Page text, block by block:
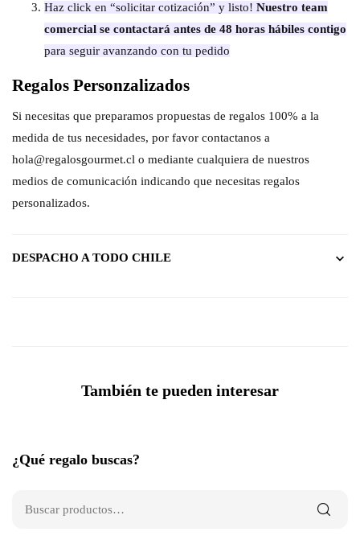
Haz click en “solicitar cotización” y listo! Nuestro team
comercial se contactará antes de 48 horas hábiles contigo
para seguir avanzando con tu pedido
Regalos Personzalizados
Si necesitas que preparamos propuestas de regalos 100% a la
medida de tus necesidades, por favor contactanos a
hola@regalosgourmet.cl o mediante cualquiera de nuestros
medios de comunicación indicando que necesitas regalos
personalizados.
DESPACHO A TODO CHILE
También te pueden interesar
¿Qué regalo buscas?